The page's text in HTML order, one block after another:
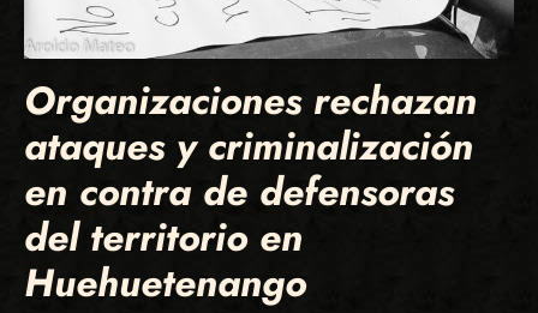
Organizaciones rechazan
ataques y criminalización
en contra de defensoras
del territorio en
Huehuetenango